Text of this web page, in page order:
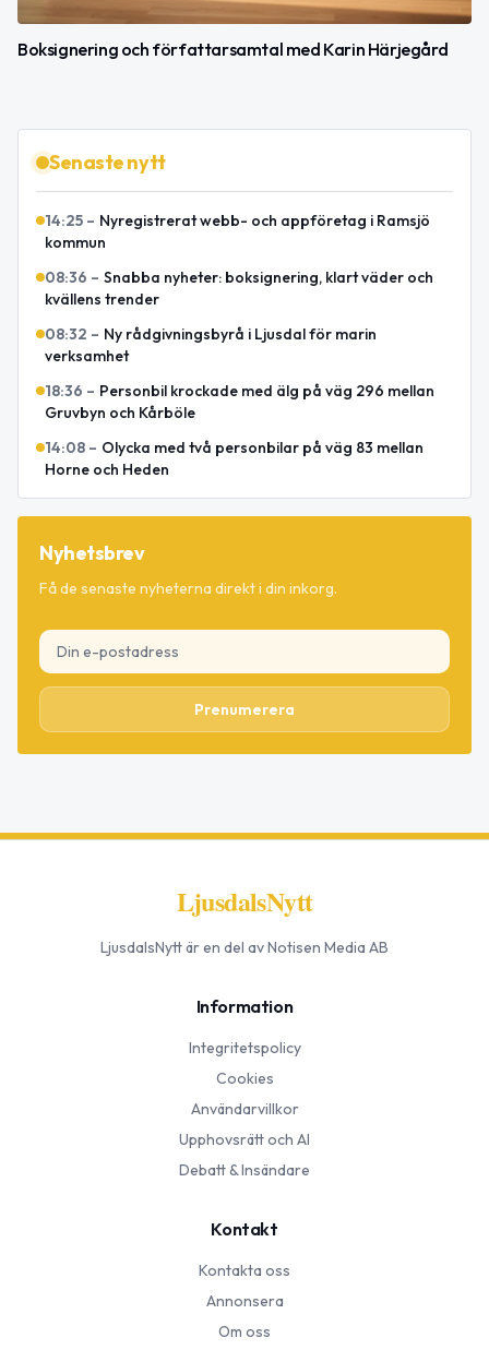
Boksignering och författarsamtal med Karin Härjegård
Senaste nytt
14:25 – Nyregistrerat webb- och appföretag i Ramsjö
kommun
08:36 – Snabba nyheter: boksignering, klart väder och
kvällens trender
08:32 – Ny rådgivningsbyrå i Ljusdal för marin
verksamhet
18:36 – Personbil krockade med älg på väg 296 mellan
Gruvbyn och Kårböle
14:08 – Olycka med två personbilar på väg 83 mellan
Horne och Heden
Nyhetsbrev
Få de senaste nyheterna direkt i din inkorg.
Prenumerera
LjusdalsNytt
LjusdalsNyttär en del av Notisen Media AB
Information
Integritetspolicy
Cookies
Användarvillkor
Upphovsrätt och AI
Debatt & Insändare
Kontakt
Kontakta oss
Annonsera
Om oss